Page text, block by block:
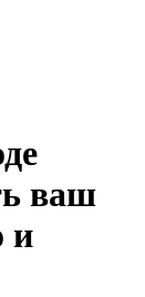
ваш
и